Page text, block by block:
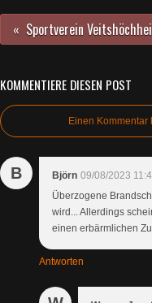
KOMMENTIERE DIESEN POST
Einen Kommentar
B Björn 09/08/2023
Überzogene
wird... Allerdings
einen erbärmlichen
Antworten